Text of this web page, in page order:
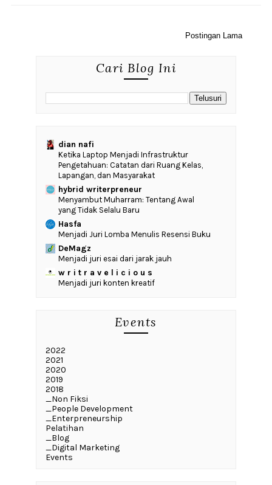
Postingan Lama
Cari Blog Ini
dian nafi
Ketika Laptop Menjadi Infrastruktur
Pengetahuan: Catatan dari Ruang Kelas,
Lapangan, dan Masyarakat
hybrid writerpreneur
Menyambut Muharram: Tentang Awal
yang Tidak Selalu Baru
Hasfa
Menjadi Juri Lomba Menulis Resensi Buku
DeMagz
Menjadi juri esai dari jarak jauh
w r i t r a v e l i c i o u s
Menjadi juri konten kreatif
Events
2022
2021
2020
2019
2018
_Non Fiksi
_People Development
_Enterpreneurship
Pelatihan
_Blog
_Digital Marketing
Events